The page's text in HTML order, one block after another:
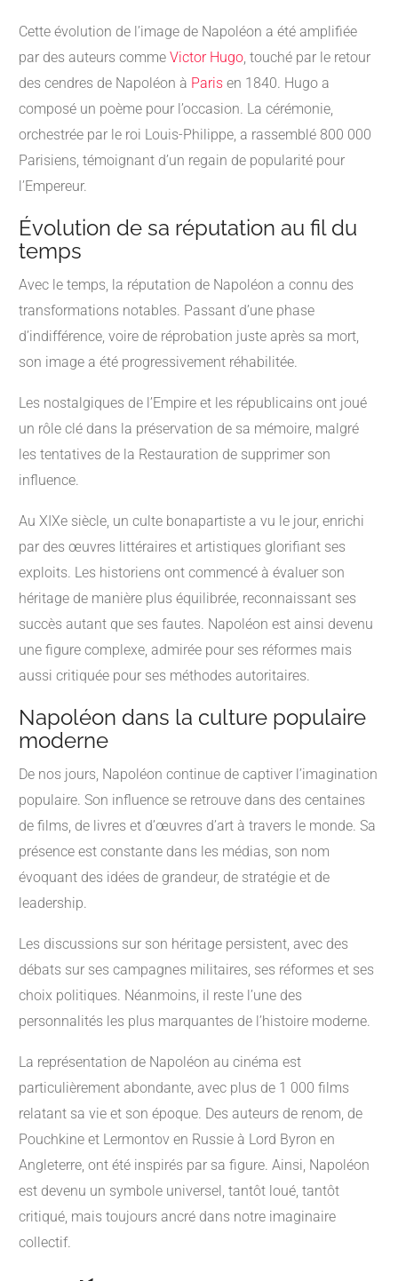
Cette évolution de l’image de Napoléon a été amplifiée
par des auteurs comme Victor Hugo , touché par le retour
des cendres de Napoléon à Paris en 1840. Hugo a
composé un poème pour l’occasion. La cérémonie,
orchestrée par le roi Louis-Philippe, a rassemblé 800 000
Parisiens, témoignant d’un regain de popularité pour
l’Empereur.
Évolution de sa réputation au fil du
temps
Avec le temps, la réputation de Napoléon a connu des
transformations notables. Passant d’une phase
d’indifférence, voire de réprobation juste après sa mort,
son image a été progressivement réhabilitée.
Les nostalgiques de l’Empire et les républicains ont joué
un rôle clé dans la préservation de sa mémoire, malgré
les tentatives de la Restauration de supprimer son
influence.
Au XIXe siècle, un culte bonapartiste a vu le jour, enrichi
par des œuvres littéraires et artistiques glorifiant ses
exploits. Les historiens ont commencé à évaluer son
héritage de manière plus équilibrée, reconnaissant ses
succès autant que ses fautes. Napoléon est ainsi devenu
une figure complexe, admirée pour ses réformes mais
aussi critiquée pour ses méthodes autoritaires.
Napoléon dans la culture populaire
moderne
De nos jours, Napoléon continue de captiver l’imagination
populaire. Son influence se retrouve dans des centaines
de films, de livres et d’œuvres d’art à travers le monde. Sa
présence est constante dans les médias, son nom
évoquant des idées de grandeur, de stratégie et de
leadership.
Les discussions sur son héritage persistent, avec des
débats sur ses campagnes militaires, ses réformes et ses
choix politiques. Néanmoins, il reste l’une des
personnalités les plus marquantes de l’histoire moderne.
La représentation de Napoléon au cinéma est
particulièrement abondante, avec plus de 1 000 films
relatant sa vie et son époque. Des auteurs de renom, de
Pouchkine et Lermontov en Russie à Lord Byron en
Angleterre, ont été inspirés par sa figure. Ainsi, Napoléon
est devenu un symbole universel, tantôt loué, tantôt
critiqué, mais toujours ancré dans notre imaginaire
collectif.